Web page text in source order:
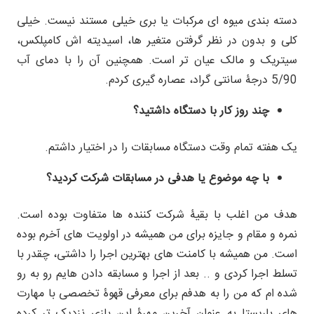
دسته بندی میوه ای مرکبات یا بری خیلی مستند نیست. خیلی
کلی و بدون در نظر گرفتن متغیر ها، اسیدیته اش کامپلکس،
سیتریک و مالک عیان تر است. همچنین آن را با دمای آب
5/90 درجۀ سانتی گراد، عصاره گیری کردم.
چند روز کار با دستگاه داشتید؟
یک هفته تمام وقت دستگاه مسابقات را در اختیار داشتم.
با چه موضوع یا هدفی در مسابقات شرکت کردید؟
هدف من اغلب با بقیۀ شرکت کننده ها متفاوت بوده است.
نمره و مقام و جایزه برای من همیشه در اولویت های آخرم بوده
است. من همیشه با کامنت های بهترین اجرا را داشتی، چقدر با
تسلط اجرا کردی و .. بعد از اجرا و مسابقه دادن هایم رو به رو
شده ام که من را به هدفم برای معرفی قهوۀ تخصصی با مهارت